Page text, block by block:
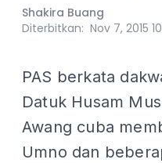
Shakira Buang
Diterbitkan: Nov 7, 2015
PAS berkata
Datuk Husam
Awang cuba
Umno dan